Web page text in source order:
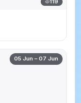
119
05 Jun – 07 Jun